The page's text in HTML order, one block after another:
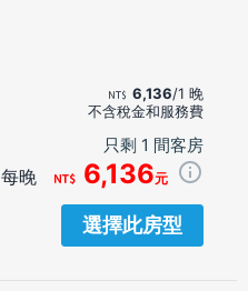
6,136/1 晚
不含稅金和服務費
只剩 1 間客房
每晚 6,136元
選擇此房型